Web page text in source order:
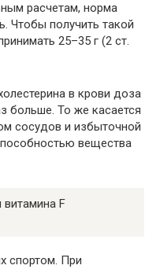
расчетам, норма
Чтобы получить такой
25–35 г (2 ст.
в крови доза
больше. То же касается
сосудов и избыточной
вещества
витамина F
спортом. При